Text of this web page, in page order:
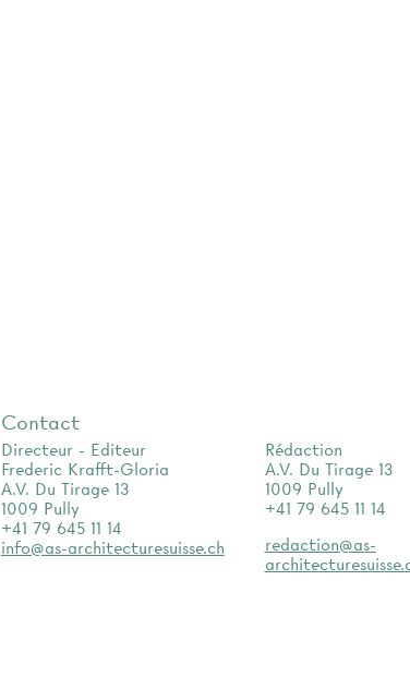
Contact
Directeur - Editeur
Frederic Krafft-Gloria
A.V. Du Tirage 13
1009 Pully
+41 79 645 11 14
info@as-architecturesuisse.ch
Rédaction
A.V. Du Tirage 13
1009 Pully
+41 79 645 11 14
redaction@as-